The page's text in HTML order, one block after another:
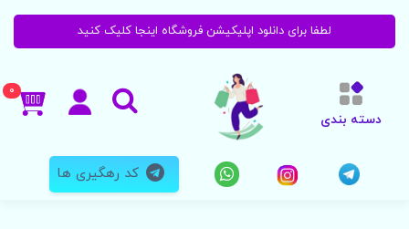
لطفا برای دانلود اپلیکیشن فروشگاه اینجا کلیک کنید
دسته بندی
0
کد رهگیری ها